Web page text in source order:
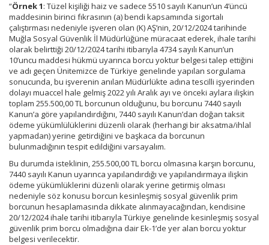
“Örnek 1: Tüzel kişiliği haiz ve sadece 5510 sayılı Kanun’un 4’üncü
maddesinin birinci fıkrasının (a) bendi kapsamında sigortalı
çalıştırması nedeniyle işveren olan (K) AŞ’nin, 20/12/2024 tarihinde
Muğla Sosyal Güvenlik İl Müdürlüğüne müracaat ederek, ihale tarihi
olarak belirttiği 20/12/2024 tarihi itibarıyla 4734 sayılı Kanun’un
10’uncu maddesi hükmü uyarınca borcu yoktur belgesi talep ettiğini
ve adı geçen Ünitemizce de Türkiye genelinde yapılan sorgulama
sonucunda, bu işverenin anılan Müdürlükte adına tescilli işyerinden
dolayı muaccel hale gelmiş 2022 yılı Aralık ayı ve önceki aylara ilişkin
toplam 255.500,00 TL borcunun olduğunu, bu borcunu 7440 sayılı
Kanun’a göre yapılandırdığını, 7440 sayılı Kanun’dan doğan taksit
ödeme yükümlülüklerini düzenli olarak (herhangi bir aksatma/ihlal
yapmadan) yerine getirdiğini ve başkaca da borcunun
bulunmadığının tespit edildiğini varsayalım.
Bu durumda isteklinin, 255.500,00 TL borcu olmasına karşın borcunu,
7440 sayılı Kanun uyarınca yapılandırdığı ve yapılandırmaya ilişkin
ödeme yükümlüklerini düzenli olarak yerine getirmiş olması
nedeniyle söz konusu borcun kesinleşmiş sosyal güvenlik prim
borcunun hesaplamasında dikkate alınmayacağından, kendisine
20/12/2024 ihale tarihi itibarıyla Türkiye genelinde kesinleşmiş sosyal
güvenlik prim borcu olmadığına dair Ek-1’de yer alan borcu yoktur
belgesi verilecektir.